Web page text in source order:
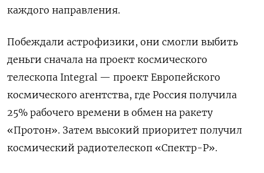
каждого направления.
Побеждали астрофизики, они смогли выбить
деньги сначала на проект космического
телескопа Integral — проект Европейского
космического агентства, где Россия получила
25% рабочего времени в обмен на ракету
«Протон». Затем высокий приоритет получил
космический радиотелескоп «Спектр-Р».